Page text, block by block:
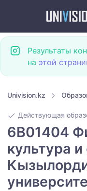
Результаты
на этой
Univision.kz
Действующая
6B01404
культура